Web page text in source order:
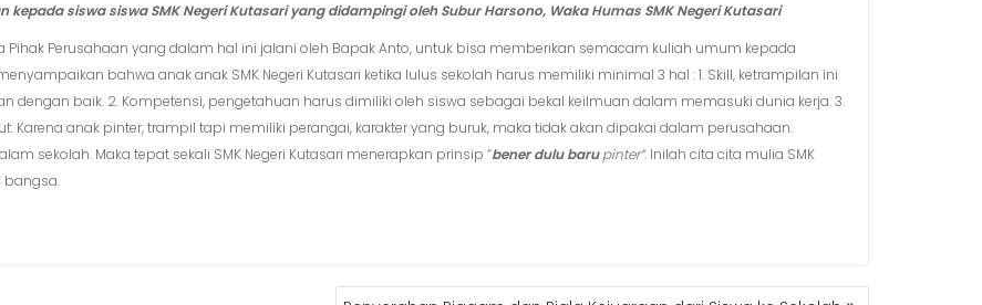
siswa siswa SMK Negeri Kutasari yang didampingi oleh Subur Harsono, Waka Humas SMK Negeri Kutasari
Perusahaan yang dalam hal ini jalani oleh Bapak Anto, untuk bisa memberikan semacam kuliah umum kepada
bahwa anak anak SMK Negeri Kutasari ketika lulus sekolah harus memiliki minimal 3 hal : 1. Skill, ketrampilan ini
dengan baik. 2. Kompetensi, pengetahuan harus dimiliki oleh siswa sebagai bekal keilmuan dalam memasuki dunia kerja. 3.
Karena anak pinter, trampil tapi memiliki perangai, karakter yang buruk, maka tidak akan dipakai dalam perusahaan.
sekolah. Maka tepat sekali SMK Negeri Kutasari menerapkan prinsip “bener dulu barupinter”. Inilah cita cita mulia SMK
bangsa.